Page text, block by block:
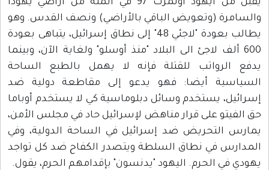
يقبل من ايهود اولمرت 97 في المئة من اراضي يهودا
والسامرة (وتعويض الباقي بالأراضي) ونصف القدس. وهو
يطالب بعودة "لاجئي 48" إلى نطاق إسرائيل، يتباهى بعودة
600 ألف لاجئ الى البلاد "منذ أوسلو" ولغاية الآن، وبينما
يدفع الرواتب للقتلة فإنه لا يهمل بالطبع الساحة
السياسية أيضا: فهو يدعو إلى مقاطعة دولية ضد
إسرائيل، يستخدم وسائل دبلوماسية كي لا يستخدم أوباما
حق الفيتو على قرار مناهض لإسرائيل حاد في مجلس الأمن،
يمارس التحريض ضد إسرائيل في الساحة الدولية، وفي
المدارس في نطاق السلطة ويتصدر الكفاح ضد كل تواجد
يهودي في الحرم. اليهود "يدنسون" بإقدامهم الحرم، يقول.